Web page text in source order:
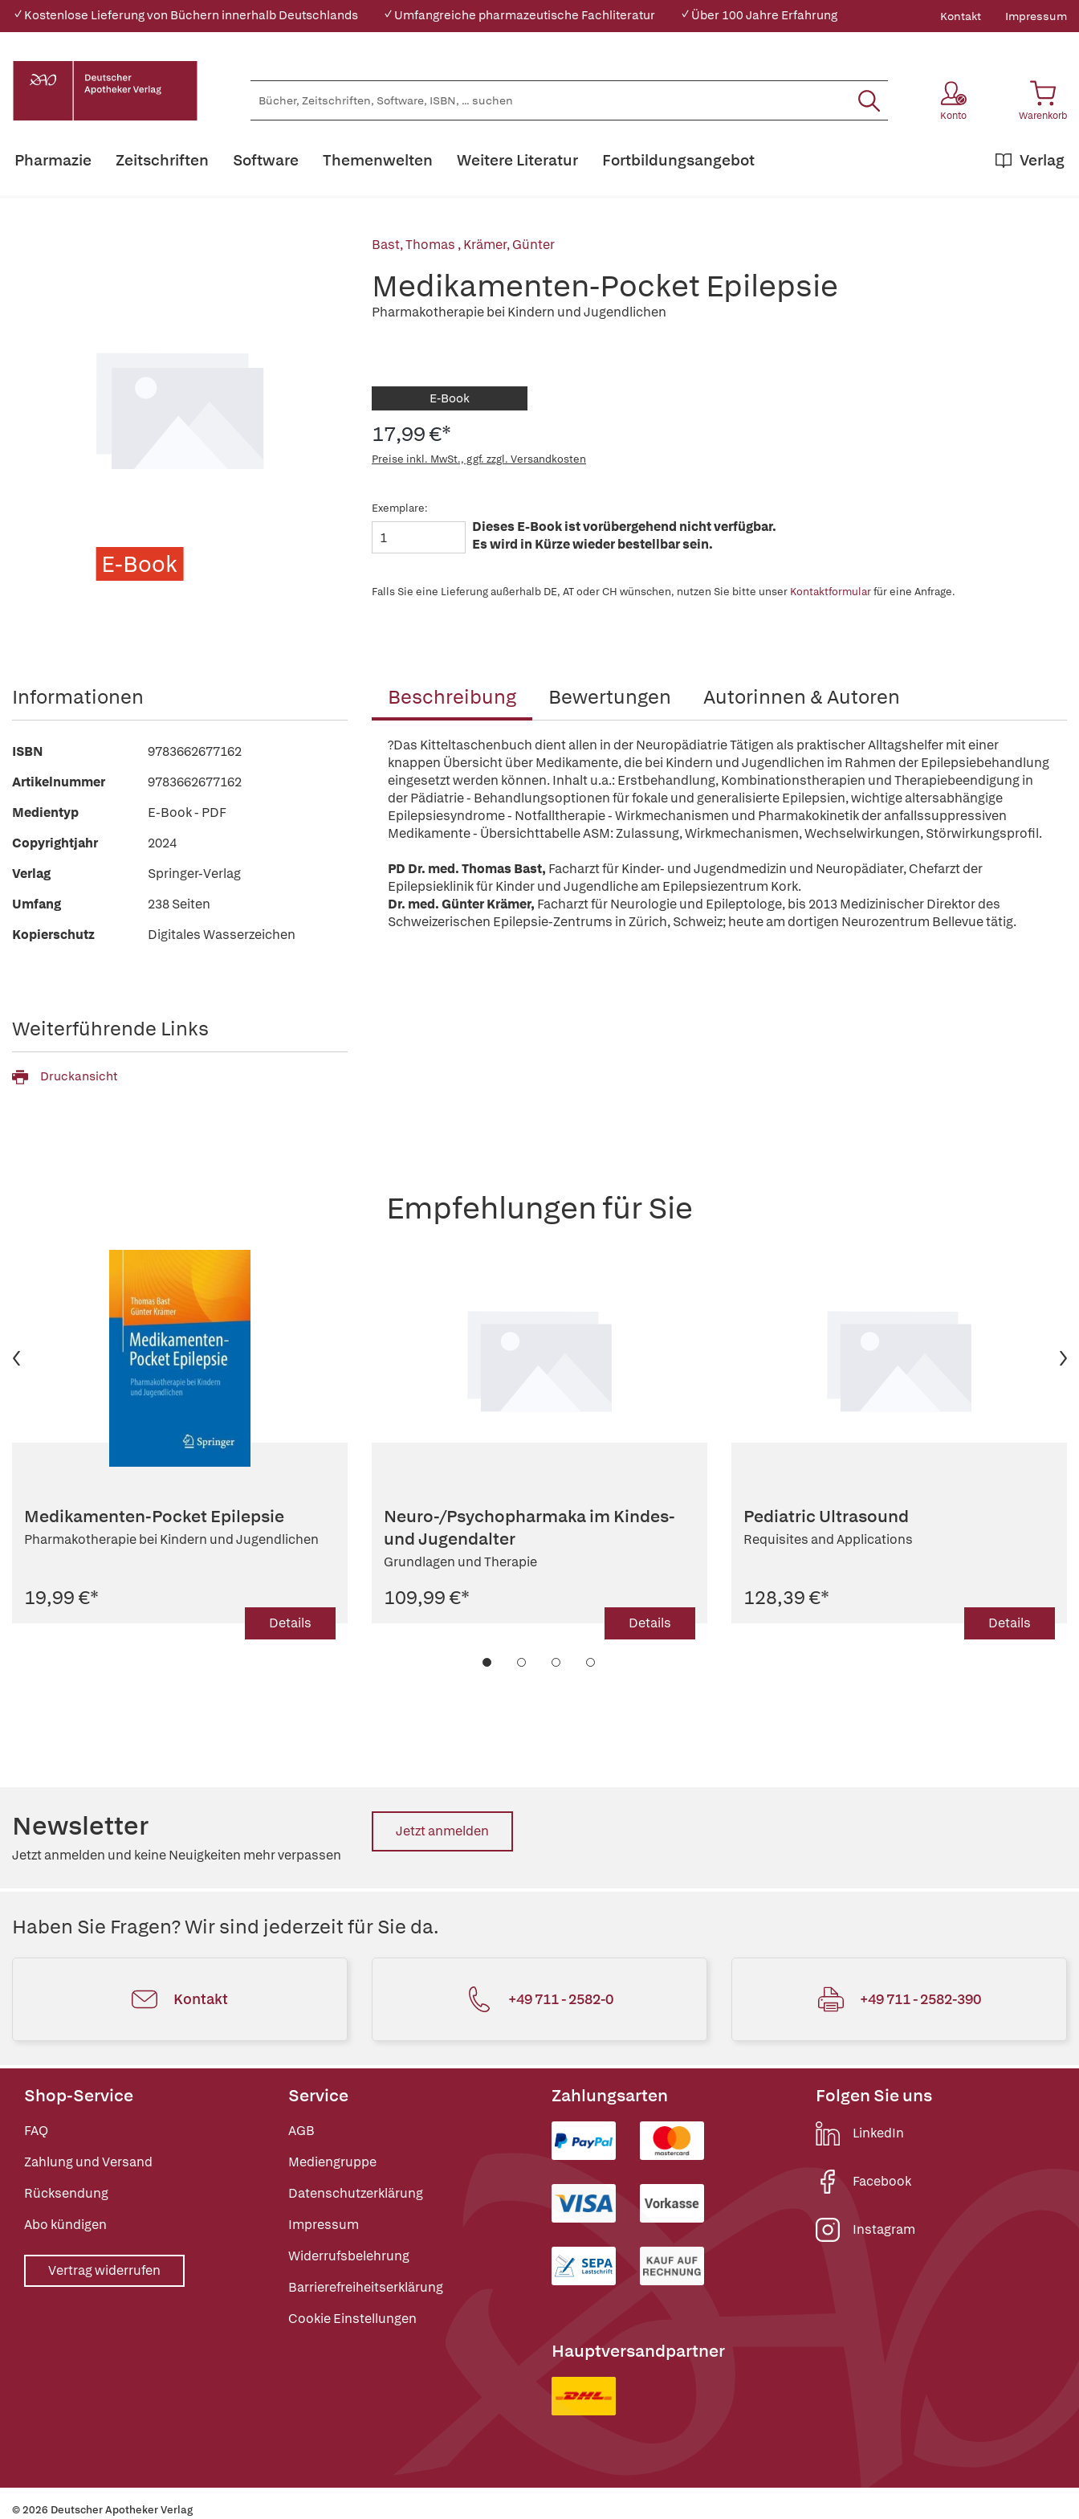
✓ Kostenlose Lieferung von Büchern innerhalb Deutschlands ✓ Umfangreiche pharmazeutische Fachliteratur ✓ Über 100 Jahre Erfahrung Kontakt Impressum
Konto Warenkorb
Pharmazie Zeitschriften Software Themenwelten Weitere Literatur Verlag
Fortbildungsangebot
E-Book
Bast, Thomas ,Krämer, Günter
Medikamenten-Pocket Epilepsie
Pharmakotherapie bei Kindern und Jugendlichen
E-Book
17,99 €*
Preise inkl. MwSt., ggf. zzgl. Versandkosten
Exemplare:
Dieses E-Book ist vorübergehend nicht verfügbar.
Es wird in Kürze wieder bestellbar sein.
Falls Sie eine Lieferung außerhalb DE, AT oder CH wünschen, nutzen Sie bitte unser Kontaktformularfür eine Anfrage.
Beschreibung Bewertungen Autorinnen & Autoren
?Das Kitteltaschenbuch dient allen in der Neuropädiatrie Tätigen als praktischer Alltagshelfer mit einer
knappen Übersicht über Medikamente, die bei Kindern und Jugendlichen im Rahmen der Epilepsiebehandlung
eingesetzt werden können. Inhalt u.a.: Erstbehandlung, Kombinationstherapien und Therapiebeendigung in
der Pädiatrie - Behandlungsoptionen für fokale und generalisierte Epilepsien, wichtige altersabhängige
Epilepsiesyndrome - Notfalltherapie - Wirkmechanismen und Pharmakokinetik der anfallssuppressiven
Medikamente - Übersichttabelle ASM: Zulassung, Wirkmechanismen, Wechselwirkungen, Störwirkungsprofil.
PD Dr. med. Thomas Bast, Facharzt für Kinder- und Jugendmedizin und Neuropädiater, Chefarzt der
Epilepsieklinik für Kinder und Jugendliche am Epilepsiezentrum Kork.
Dr. med. Günter Krämer, Facharzt für Neurologie und Epileptologe, bis 2013 Medizinischer Direktor des
Schweizerischen Epilepsie-Zentrums in Zürich, Schweiz; heute am dortigen Neurozentrum Bellevue tätig.
Informationen
ISBN
9783662677162
Artikelnummer
9783662677162
Medientyp
E-Book - PDF
Copyrightjahr
2024
Verlag
Springer-Verlag
Umfang
238 Seiten
Kopierschutz
Digitales Wasserzeichen
Weiterführende Links
Druckansicht
Empfehlungen für Sie
Medikamenten-Pocket Epilepsie
Pharmakotherapie bei Kindern und Jugendlichen
19,99 €*
Details
Neuro-/Psychopharmaka im Kindes-
und Jugendalter
Grundlagen und Therapie
109,99 €*
Details
Pediatric Ultrasound
Requisites and Applications
128,39 €*
Details
Newsletter
Jetzt anmelden und keine Neuigkeiten mehr verpassen
Jetzt anmelden
Haben Sie Fragen? Wir sind jederzeit für Sie da.
Kontakt +49 711 - 2582-0 +49 711 - 2582-390
Shop-Service
FAQ
Zahlung und Versand
Rücksendung
Abo kündigen
Vertrag widerrufen
Service
AGB
Mediengruppe
Datenschutzerklärung
Impressum
Widerrufsbelehrung
Barrierefreiheitserklärung
Cookie Einstellungen
Zahlungsarten
Hauptversandpartner
Folgen Sie uns
LinkedIn
Facebook
Instagram
© 2026 Deutscher Apotheker Verlag